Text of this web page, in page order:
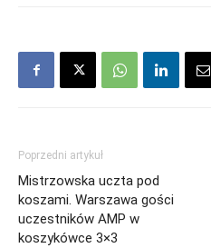
Poprzedni artykuł
Mistrzowska uczta pod
koszami. Warszawa gości
uczestników AMP w
koszykówce 3×3